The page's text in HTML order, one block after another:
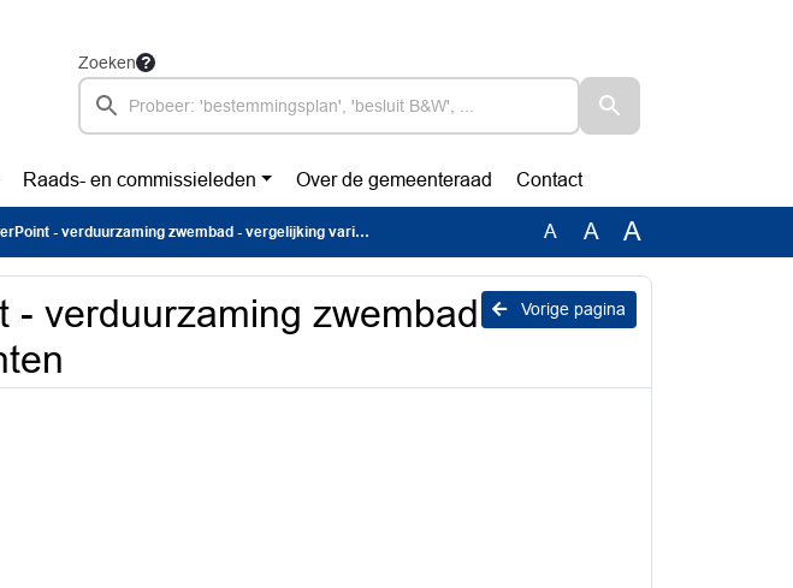
Zoeken
Raads- en commissieleden Over de gemeenteraad Contact
- verduurzaming zwembad - vergelijking varianten A A A
Vorige pagina
- verduurzaming zwembad